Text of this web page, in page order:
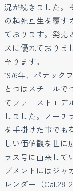
況が続きました。
の起死回生を覆す
ております。発売
スに優れておりま
至ります。
1976年、パテック
とつはスチールで
てファーストモデ
しました。ノーチ
を手掛けた事でも
しい価値観を世に
ラス号に由来して
ブメントにはジャ
レンダー（Cal.28-